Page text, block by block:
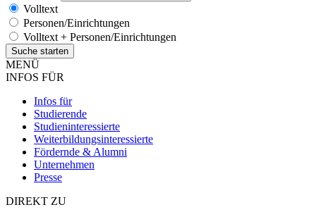
Volltext
Personen/Einrichtungen
Volltext + Personen/Einrichtungen
MENÜ
INFOS FÜR
Infos für
Studierende
Studieninteressierte
Weiterbildungsinteressierte
Fördernde & Alumni
Unternehmen
Presse
DIREKT ZU